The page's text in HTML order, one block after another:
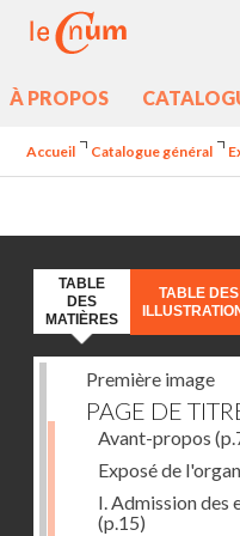
À PROPOS
Accueil Catalogue général
TABLE
DES
MATIÈRES
TABLE DES
Première image
PAGE DE
Avant-propos
Exposé de
I. Admission des
(p.15)